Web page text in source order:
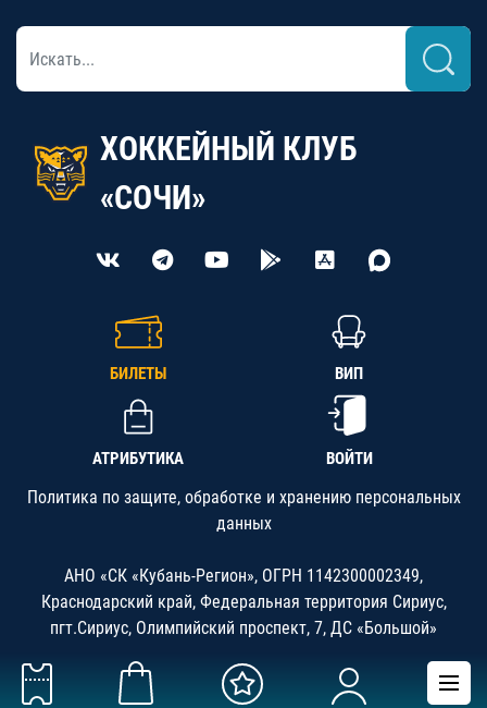
ХОККЕЙНЫЙ КЛУБ
«СОЧИ»
БИЛЕТЫ ВИП
АТРИБУТИКА ВОЙТИ
Политика по защите, обработке и хранению персональных
данных
АНО «СК «Кубань-Регион», ОГРН 1142300002349,
Краснодарский край, Федеральная территория Сириус,
пгт.Сириус, Олимпийский проспект, 7, ДС «Большой»